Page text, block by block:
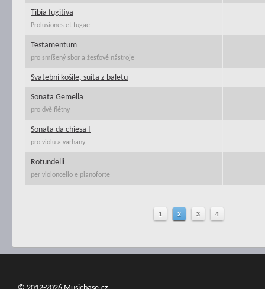
Tibia fugitiva
Prolusiones et fugae
Testamentum
pro smíšený sbor a žesťové nástroje
Svatební košile, suita z baletu
Sonata Gemella
pro dvě flétny
Sonata da chiesa I
pro violu a varhany
Rotundelli
per violoncello e pianoforte
1 2 3 4